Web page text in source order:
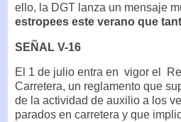
ello, la DGT lanza un mensaje
estropees este verano que
SEÑAL V-16
El 1 de julio entra en vigor el
Carretera, un reglamento que
de la actividad de auxilio a los
parados en carretera y que